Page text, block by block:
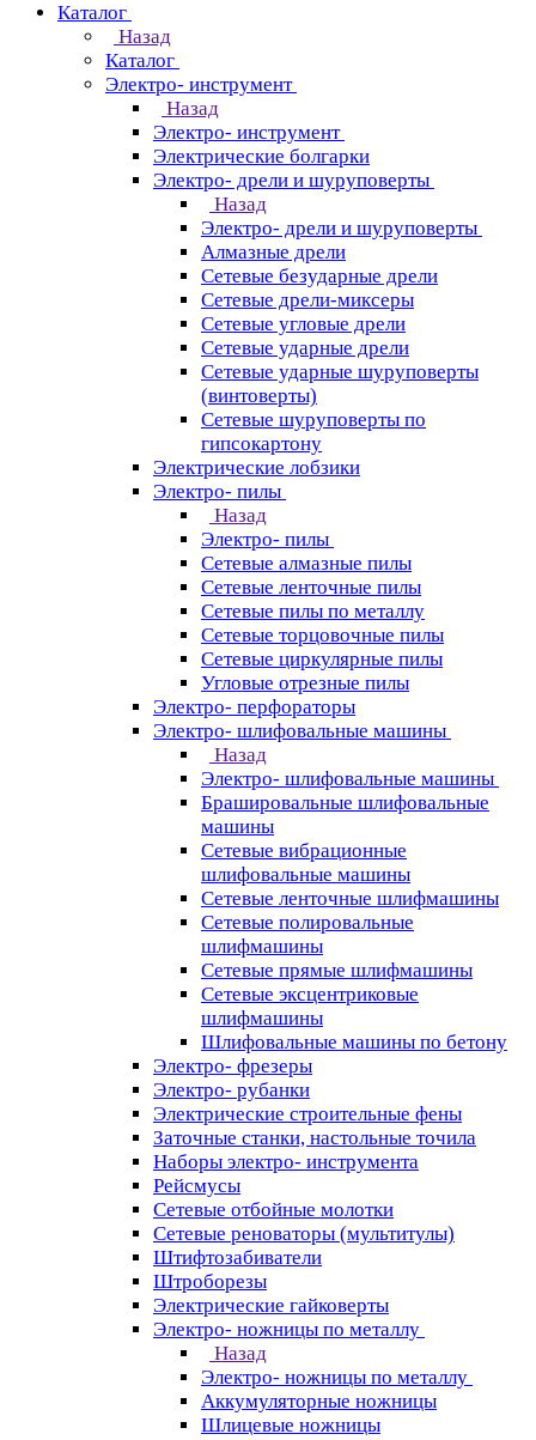
Каталог
Назад
Каталог
Электро- инструмент
Назад
Электро- инструмент
Электрические болгарки
Электро- дрели и шуруповерты
Назад
Электро- дрели и шуруповерты
Алмазные дрели
Сетевые безударные дрели
Сетевые дрели-миксеры
Сетевые угловые дрели
Сетевые ударные дрели
Сетевые ударные шуруповерты
(винтоверты)
Сетевые шуруповерты по
гипсокартону
Электрические лобзики
Электро- пилы
Назад
Электро- пилы
Сетевые алмазные пилы
Сетевые ленточные пилы
Сетевые пилы по металлу
Сетевые торцовочные пилы
Сетевые циркулярные пилы
Угловые отрезные пилы
Электро- перфораторы
Электро- шлифовальные машины
Назад
Электро- шлифовальные машины
Брашировальные шлифовальные
машины
Сетевые вибрационные
шлифовальные машины
Сетевые ленточные шлифмашины
Сетевые полировальные
шлифмашины
Сетевые прямые шлифмашины
Сетевые эксцентриковые
шлифмашины
Шлифовальные машины по бетону
Электро- фрезеры
Электро- рубанки
Электрические строительные фены
Заточные станки, настольные точила
Наборы электро- инструмента
Рейсмусы
Сетевые отбойные молотки
Сетевые реноваторы (мультитулы)
Штифтозабиватели
Штроборезы
Электрические гайковерты
Электро- ножницы по металлу
Назад
Электро- ножницы по металлу
Аккумуляторные ножницы
Шлицевые ножницы